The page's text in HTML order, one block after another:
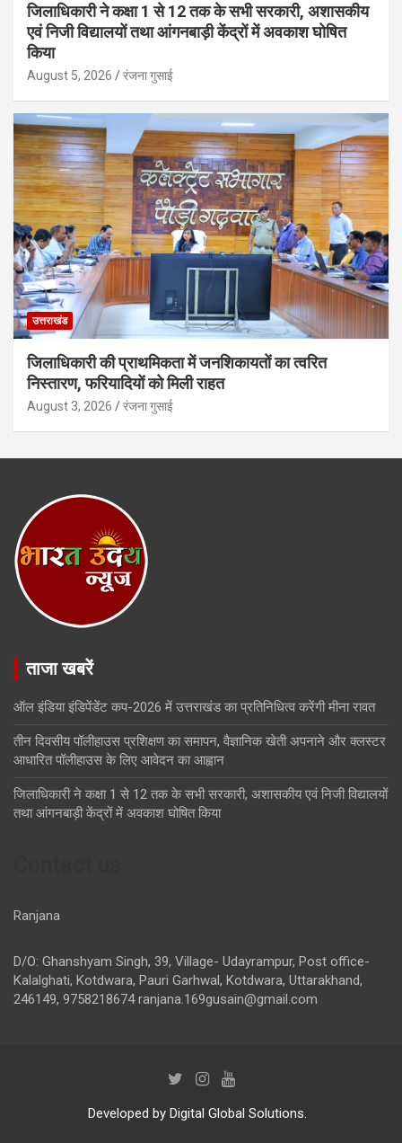
जिलाधिकारी ने कक्षा 1 से 12 तक के सभी सरकारी, अशासकीय
एवं निजी विद्यालयों तथा आंगनबाड़ी केंद्रों में अवकाश घोषित
किया
August 5, 2026 रंजना गुसाई
उत्तराखंड
जिलाधिकारी की प्राथमिकता में जनशिकायतों का त्वरित
निस्तारण, फरियादियों को मिली राहत
August 3, 2026 रंजना गुसाई
ताजा खबरें
ऑल इंडिया इंडिपेंडेंट कप-2026 में उत्तराखंड का प्रतिनिधित्व करेंगी मीना रावत
तीन दिवसीय पॉलीहाउस प्रशिक्षण का समापन, वैज्ञानिक खेती अपनाने और क्लस्टर
आधारित पॉलीहाउस के लिए आवेदन का आह्वान
जिलाधिकारी ने कक्षा 1 से 12 तक के सभी सरकारी, अशासकीय एवं निजी विद्यालयों
तथा आंगनबाड़ी केंद्रों में अवकाश घोषित किया
Ranjana
D/O: Ghanshyam Singh, 39, Village- Udayrampur, Post office-
Kalalghati, Kotdwara, Pauri Garhwal, Kotdwara, Uttarakhand,
246149, 9758218674ranjana.169gusain@gmail.com
Developed by Digital Global Solutions.